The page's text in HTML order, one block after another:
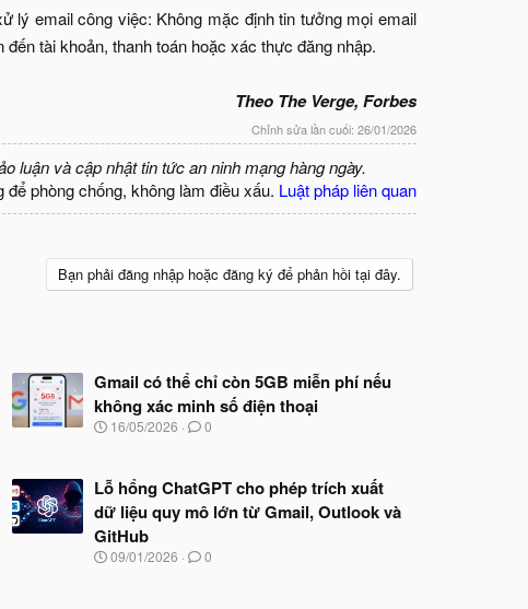
lý email công việc: Không mặc định tin tưởng mọi email
tài khoản, thanh toán hoặc xác thực đăng nhập.
Theo The Verge, Forbes
Chỉnh sửa lần cuối: 26/01/2026
luận và cập nhật tin tức an ninh mạng hàng ngày.
để phòng chống, không làm điều xấu. Luật pháp liên quan
Bạn phải đăng nhập hoặc đăng ký để phản hồi tại đây.
Gmail có thể chỉ còn 5GB miễn phí nếu
không xác minh số điện thoại
N
y
b
ắ
t
đ
ầ
16/05/2026 0
Lỗ hổng ChatGPT cho phép trích xuất
dữ liệu quy mô lớn từ Gmail, Outlook và
GitHub
N
09/01/2026 0